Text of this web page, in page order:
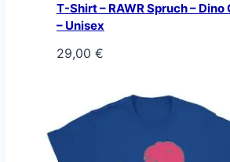
T-Shirt – RAWR Spruch –
– Unisex
29,00 €